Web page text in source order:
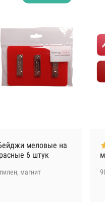
меловые на
6 штук
магнит